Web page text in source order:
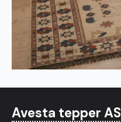
Avesta tepper AS